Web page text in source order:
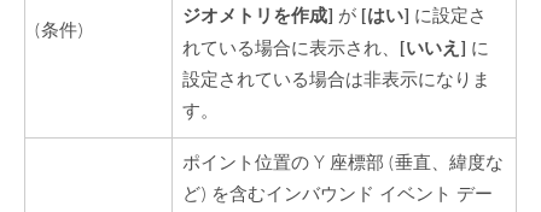
(条件)
ジオメトリを作成] が [はい] に設定さ
れている場合に表示され、 [いいえ] に
設定されている場合は非表示になりま
す。
ポイント位置の Y 座標部 (垂直、緯度な
ど) を含むインバウンド イベント デー